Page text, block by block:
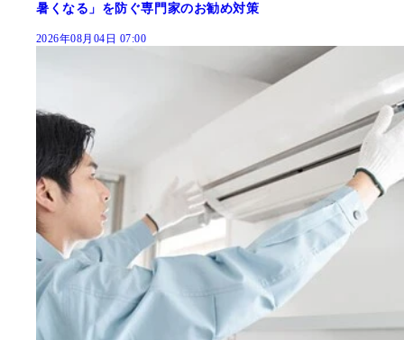
暑くなる」を防ぐ専門家のお勧め対策
2026年08月04日 07:00